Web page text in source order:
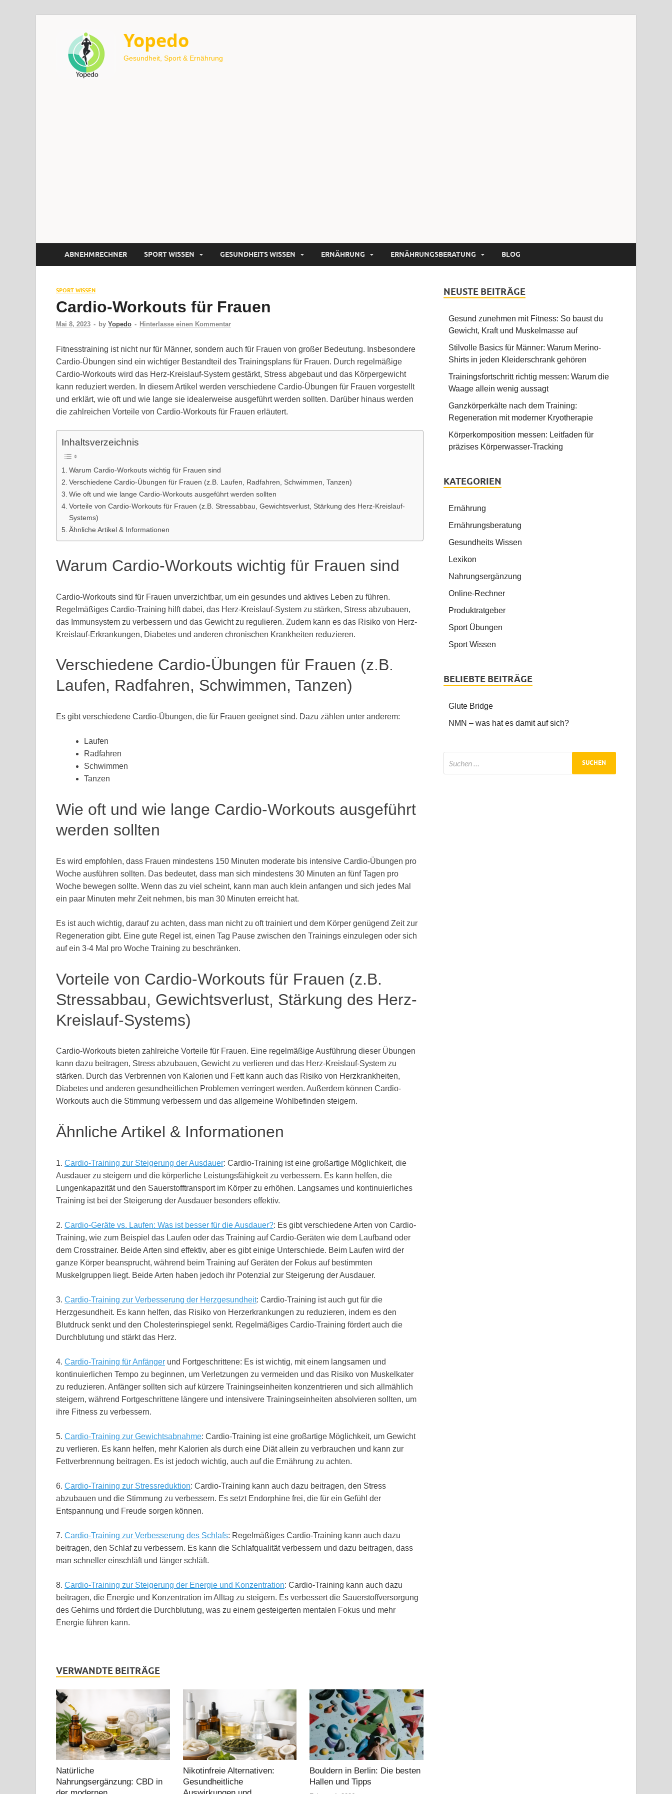
Yopedo
Gesundheit, Sport & Ernährung
ABNEHMRECHNER SPORT WISSEN GESUNDHEITS WISSEN ERNÄHRUNG ERNÄHRUNGSBERATUNG BLOG
SPORT WISSEN
Cardio-Workouts für Frauen
Mai 8, 2023 - by Yopedo - Hinterlasse einen Kommentar
Fitnesstraining ist nicht nur für Männer, sondern auch für Frauen von großer Bedeutung. Insbesondere
Cardio-Übungen sind ein wichtiger Bestandteil des Trainingsplans für Frauen. Durch regelmäßige
Cardio-Workouts wird das Herz-Kreislauf-System gestärkt, Stress abgebaut und das Körpergewicht
kann reduziert werden. In diesem Artikel werden verschiedene Cardio-Übungen für Frauen vorgestellt
und erklärt, wie oft und wie lange sie idealerweise ausgeführt werden sollten. Darüber hinaus werden
die zahlreichen Vorteile von Cardio-Workouts für Frauen erläutert.
Inhaltsverzeichnis
Warum Cardio-Workouts wichtig für Frauen sind
Verschiedene Cardio-Übungen für Frauen (z.B. Laufen, Radfahren, Schwimmen, Tanzen)
Wie oft und wie lange Cardio-Workouts ausgeführt werden sollten
Vorteile von Cardio-Workouts für Frauen (z.B. Stressabbau, Gewichtsverlust, Stärkung des Herz-Kreislauf-
Systems)
Ähnliche Artikel & Informationen
Warum Cardio-Workouts wichtig für Frauen sind
Cardio-Workouts sind für Frauen unverzichtbar, um ein gesundes und aktives Leben zu führen.
Regelmäßiges Cardio-Training hilft dabei, das Herz-Kreislauf-System zu stärken, Stress abzubauen,
das Immunsystem zu verbessern und das Gewicht zu regulieren. Zudem kann es das Risiko von Herz-
Kreislauf-Erkrankungen, Diabetes und anderen chronischen Krankheiten reduzieren.
Verschiedene Cardio-Übungen für Frauen (z.B.
Laufen, Radfahren, Schwimmen, Tanzen)
Es gibt verschiedene Cardio-Übungen, die für Frauen geeignet sind. Dazu zählen unter anderem:
Laufen
Radfahren
Schwimmen
Tanzen
Wie oft und wie lange Cardio-Workouts ausgeführt
werden sollten
Es wird empfohlen, dass Frauen mindestens 150 Minuten moderate bis intensive Cardio-Übungen pro
Woche ausführen sollten. Das bedeutet, dass man sich mindestens 30 Minuten an fünf Tagen pro
Woche bewegen sollte. Wenn das zu viel scheint, kann man auch klein anfangen und sich jedes Mal
ein paar Minuten mehr Zeit nehmen, bis man 30 Minuten erreicht hat.
Es ist auch wichtig, darauf zu achten, dass man nicht zu oft trainiert und dem Körper genügend Zeit zur
Regeneration gibt. Eine gute Regel ist, einen Tag Pause zwischen den Trainings einzulegen oder sich
auf ein 3-4 Mal pro Woche Training zu beschränken.
Vorteile von Cardio-Workouts für Frauen (z.B.
Stressabbau, Gewichtsverlust, Stärkung des Herz-
Kreislauf-Systems)
Cardio-Workouts bieten zahlreiche Vorteile für Frauen. Eine regelmäßige Ausführung dieser Übungen
kann dazu beitragen, Stress abzubauen, Gewicht zu verlieren und das Herz-Kreislauf-System zu
stärken. Durch das Verbrennen von Kalorien und Fett kann auch das Risiko von Herzkrankheiten,
Diabetes und anderen gesundheitlichen Problemen verringert werden. Außerdem können Cardio-
Workouts auch die Stimmung verbessern und das allgemeine Wohlbefinden steigern.
Ähnliche Artikel & Informationen
1. Cardio-Training zur Steigerung der Ausdauer: Cardio-Training ist eine großartige Möglichkeit, die
Ausdauer zu steigern und die körperliche Leistungsfähigkeit zu verbessern. Es kann helfen, die
Lungenkapazität und den Sauerstofftransport im Körper zu erhöhen. Langsames und kontinuierliches
Training ist bei der Steigerung der Ausdauer besonders effektiv.
2. Cardio-Geräte vs. Laufen: Was ist besser für die Ausdauer?: Es gibt verschiedene Arten von Cardio-
Training, wie zum Beispiel das Laufen oder das Training auf Cardio-Geräten wie dem Laufband oder
dem Crosstrainer. Beide Arten sind effektiv, aber es gibt einige Unterschiede. Beim Laufen wird der
ganze Körper beansprucht, während beim Training auf Geräten der Fokus auf bestimmten
Muskelgruppen liegt. Beide Arten haben jedoch ihr Potenzial zur Steigerung der Ausdauer.
3. Cardio-Training zur Verbesserung der Herzgesundheit: Cardio-Training ist auch gut für die
Herzgesundheit. Es kann helfen, das Risiko von Herzerkrankungen zu reduzieren, indem es den
Blutdruck senkt und den Cholesterinspiegel senkt. Regelmäßiges Cardio-Training fördert auch die
Durchblutung und stärkt das Herz.
4. Cardio-Training für Anfänger und Fortgeschrittene: Es ist wichtig, mit einem langsamen und
kontinuierlichen Tempo zu beginnen, um Verletzungen zu vermeiden und das Risiko von Muskelkater
zu reduzieren. Anfänger sollten sich auf kürzere Trainingseinheiten konzentrieren und sich allmählich
steigern, während Fortgeschrittene längere und intensivere Trainingseinheiten absolvieren sollten, um
ihre Fitness zu verbessern.
5. Cardio-Training zur Gewichtsabnahme: Cardio-Training ist eine großartige Möglichkeit, um Gewicht
zu verlieren. Es kann helfen, mehr Kalorien als durch eine Diät allein zu verbrauchen und kann zur
Fettverbrennung beitragen. Es ist jedoch wichtig, auch auf die Ernährung zu achten.
6. Cardio-Training zur Stressreduktion: Cardio-Training kann auch dazu beitragen, den Stress
abzubauen und die Stimmung zu verbessern. Es setzt Endorphine frei, die für ein Gefühl der
Entspannung und Freude sorgen können.
7. Cardio-Training zur Verbesserung des Schlafs: Regelmäßiges Cardio-Training kann auch dazu
beitragen, den Schlaf zu verbessern. Es kann die Schlafqualität verbessern und dazu beitragen, dass
man schneller einschläft und länger schläft.
8. Cardio-Training zur Steigerung der Energie und Konzentration: Cardio-Training kann auch dazu
beitragen, die Energie und Konzentration im Alltag zu steigern. Es verbessert die Sauerstoffversorgung
des Gehirns und fördert die Durchblutung, was zu einem gesteigerten mentalen Fokus und mehr
Energie führen kann.
VERWANDTE BEITRÄGE
Natürliche
Nahrungsergänzung: CBD in
Nikotinfreie Alternativen:
Gesundheitliche
Bouldern in Berlin: Die besten
Hallen und Tipps
NEUSTE BEITRÄGE
Gesund zunehmen mit Fitness: So baust du
Gewicht, Kraft und Muskelmasse auf
Stilvolle Basics für Männer: Warum Merino-
Shirts in jeden Kleiderschrank gehören
Trainingsfortschritt richtig messen: Warum die
Waage allein wenig aussagt
Ganzkörperkälte nach dem Training:
Regeneration mit moderner Kryotherapie
Körperkomposition messen: Leitfaden für
präzises Körperwasser-Tracking
KATEGORIEN
Ernährung
Ernährungsberatung
Gesundheits Wissen
Lexikon
Nahrungsergänzung
Online-Rechner
Produktratgeber
Sport Übungen
Sport Wissen
BELIEBTE BEITRÄGE
Glute Bridge
NMN – was hat es damit auf sich?